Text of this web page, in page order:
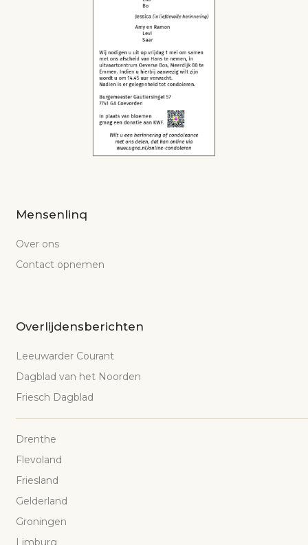
Mensenlinq
Over ons
Contact opnemen
Overlijdensberichten
Leeuwarder Courant
Dagblad van het Noorden
Friesch Dagblad
Drenthe
Flevoland
Friesland
Gelderland
Groningen
Limburg